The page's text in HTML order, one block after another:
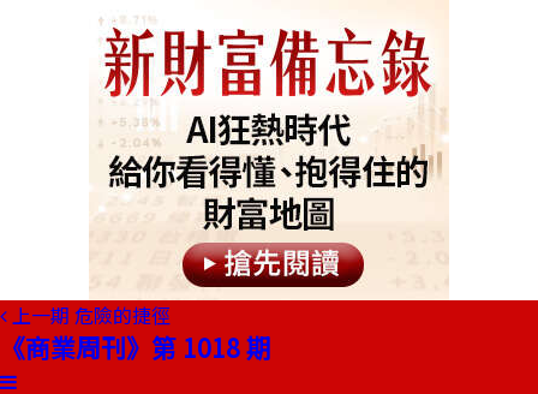
上一期 危險的捷徑
《商業周刊》第 1018 期